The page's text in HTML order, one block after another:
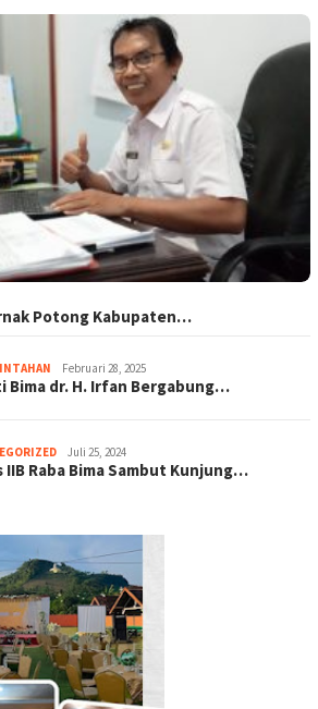
Potong Kabupaten…
Februari 28, 2025
Bima dr. H. Irfan Bergabung…
Juli 25, 2024
IIB Raba Bima Sambut Kunjung…